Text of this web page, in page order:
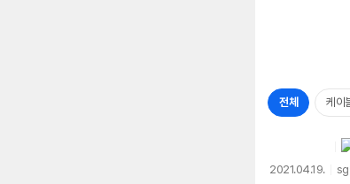
전체 케이
2021.04.19.